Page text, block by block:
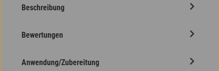
Beschreibung
Bewertungen
Anwendung/Zubereitung